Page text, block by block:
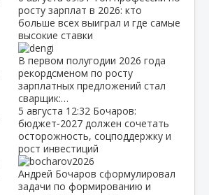
росту зарплат в 2026: кто
больше всех выиграл и где самые
высокие ставки
В первом полугодии 2026 года
рекордсменом по росту
зарплатных предложений стал
сварщик:…
5 августа 12:32 Бочаров:
бюджет‑2027 должен сочетать
осторожность, соцподдержку и
рост инвестиций
Андрей Бочаров сформулировал
задачи по формированию и